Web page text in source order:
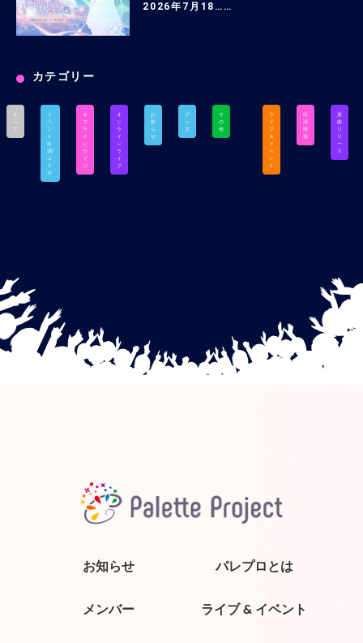
2026年7月18……
カテゴリー
す
べ
て
イ
ベ
ン
ト
出
演/
コ
ラ
ボ
オ
フ
ラ
イ
ン
ラ
イ
ブ
オ
ン
ラ
イ
ン
ラ
イ
ブ
お
知
ら
せ
グ
ッ
ズ
そ
の
他
ラ
イ
ブ
＆
イ
ベ
ン
ト
出
演
情
報
楽
曲
リ
リ
ー
ス
お知らせ パレプロとは
メンバー ライブ & イベント